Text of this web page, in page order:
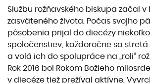
Službu rožňavského biskupa začal v
zasväteného života. Počas svojho
pôsobenia prijal do diecézy
spoločenstiev, každoročne sa
a volá ich do spolupráce na „roli“
Rok 2016 bol Rokom Božieho
v diecéze tiež prežíval aktívne.